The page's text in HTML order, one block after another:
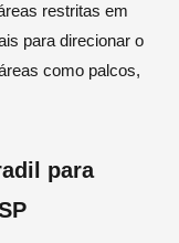
restritas em
para direcionar o
como palcos,
para